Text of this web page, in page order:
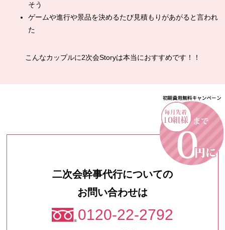
そう
ゲームや進行や景品を決めるたび見積もりがあがると言われ
た
こんなカップルに2次会Storyは本当におすすめです！！
二次会幹事代行についての
お問い合わせは
0120-22-2792